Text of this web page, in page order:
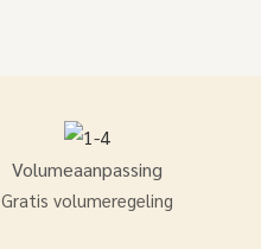
Volumeaanpassing
Gratis volumeregeling